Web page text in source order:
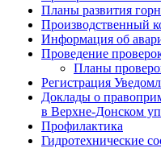
Планы развития
Производственный
Информация об
Проведение
Планы
Регистрация
Доклады о
в Верхне-Донском
Профилактика
Гидротехнические